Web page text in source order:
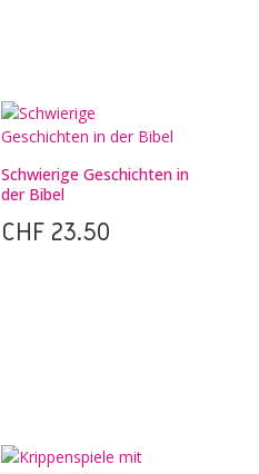
Schwierige Geschichten in
der Bibel
CHF 23.50